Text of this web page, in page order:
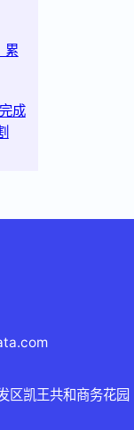
累
成
区凯王共和商务花园